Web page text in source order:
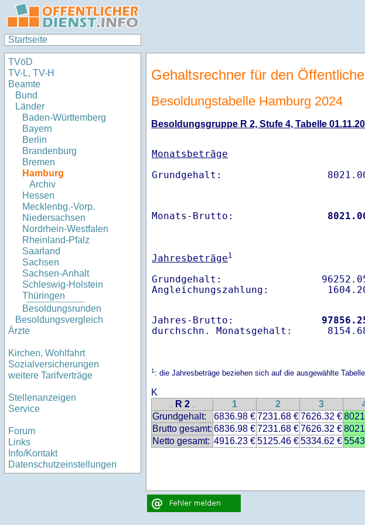
Startseite
TVöD
TV-L, TV-H
Beamte
Bund
Länder
Baden-Württemberg
Bayern
Berlin
Brandenburg
Bremen
Hamburg
Archiv
Hessen
Mecklenbg.-Vorp.
Niedersachsen
Nordrhein-Westfalen
Rheinland-Pfalz
Saarland
Sachsen
Sachsen-Anhalt
Schleswig-Holstein
Thüringen
Besoldungsrunden
Besoldungsvergleich
Ärzte
Kirchen, Wohlfahrt
Sozialversicherungen
weitere Tarifverträge
Stellenanzeigen
Service
Forum
Links
Info/Kontakt
Datenschutzeinstellungen
Gehaltsrechner für den
Besoldungstabelle Hamburg 2024
Besoldungsgruppe R 2, Stufe 4, Tabelle
Monatsbeträge
Monats-Brutto:
Jahresbeträge1
Grundgehalt:
Angleichungszahlung:
Jahres-Brutto:
1: die Jahresbeträge beziehen sich auf die ausgewählte
K
.. R 2 .. 1 2 3
Grundgehalt:
6836.98 €7231.68 €7626.32 €
Brutto gesamt: 6836.98 €7231.68 €7626.32 €
Netto gesamt: 4916.23 €5125.46 €5334.62 €